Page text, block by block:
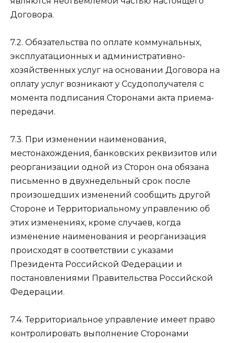
Договора.
7.2. Обязательства по оплате коммунальных,
эксплуатационных и административно-
хозяйственных услуг на основании Договора на
оплату услуг возникают у Ссудополучателя с
момента подписания Сторонами акта приема-
передачи.
7.3. При изменении наименования,
местонахождения, банковских реквизитов или
реорганизации одной из Сторон она обязана
письменно в двухнедельный срок после
произошедших изменений сообщить другой
Стороне и Территориальному управлению об
этих изменениях, кроме случаев, когда
изменение наименования и реорганизация
происходят в соответствии с указами
Президента Российской Федерации и
постановлениями Правительства Российской
Федерации.
7.4. Территориальное управление имеет право
контролировать выполнение Сторонами